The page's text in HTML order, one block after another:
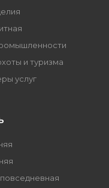
и туризма
услуг